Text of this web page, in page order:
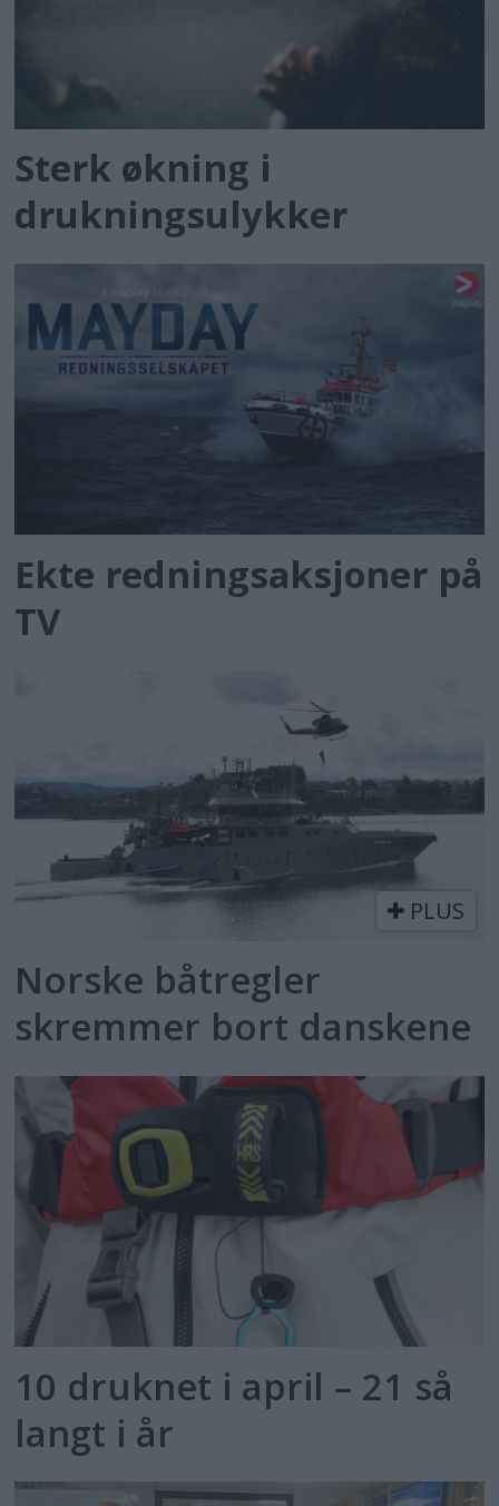
Sterk økning i
drukningsulykker
Ekte redningsaksjoner på
TV
PLUS
Norske båtregler
skremmer bort danskene
10 druknet i april – 21 så
langt i år